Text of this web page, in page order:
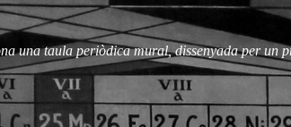
una taula periòdica mural, dissenyada per un